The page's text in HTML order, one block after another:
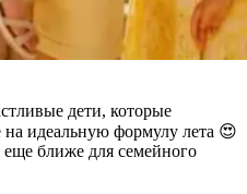
дети, которые
идеальную формулу лета 😍
ближе для семейного